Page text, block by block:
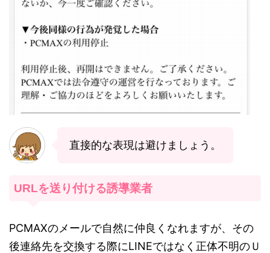
直接的な表現は避けましょう。
URLを送り付ける誘導業者
PCMAXのメールで自然に仲良くなれますが、その
後連絡先を交換する際にLINEではなく正体不明のＵ